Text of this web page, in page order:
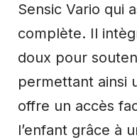
Sensic Vario qui
complète. Il
doux pour
permettant ainsi
offre un accès
l’enfant grâce à